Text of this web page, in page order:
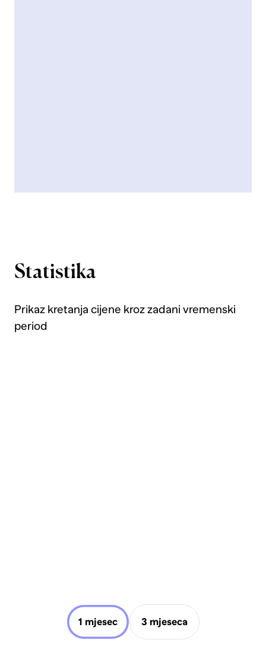
Statistika
Prikaz kretanja cijene kroz zadani vremenski
period
1 mjesec 3 mjeseca